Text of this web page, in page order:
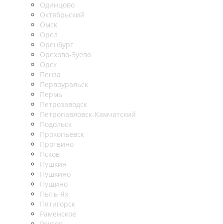
Одинцово
Октябрьский
Омск
Орел
Оренбург
Орехово-Зуево
Орск
Пенза
Первоуральск
Пермь
Петрозаводск
Петропавловск-Камчатский
Подольск
Прокопьевск
Протвино
Псков
Пушкин
Пушкино
Пущино
Пыть-Ях
Пятигорск
Раменское